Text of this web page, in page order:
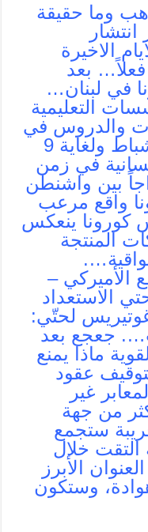
وما حقيقة
الاخيرة
بعد
في لبنان…
التعليمية
والدروس في
الجامعة اللبنانية من 29 شباط ولغاية 9
في زمن
بين واشنطن
واقع مرعب
كورونا ينعكس
المنتجة
الأميركي –
الاستعداد
لحتّي:
جعجع بعد
ماذا يمنع
عقود
غير
من جهة
ستجمع
خلال
العنوان الأبرز
وستكون